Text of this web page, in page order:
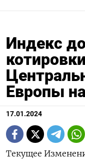
Индекс
Европы
17.01.2024
Текущее